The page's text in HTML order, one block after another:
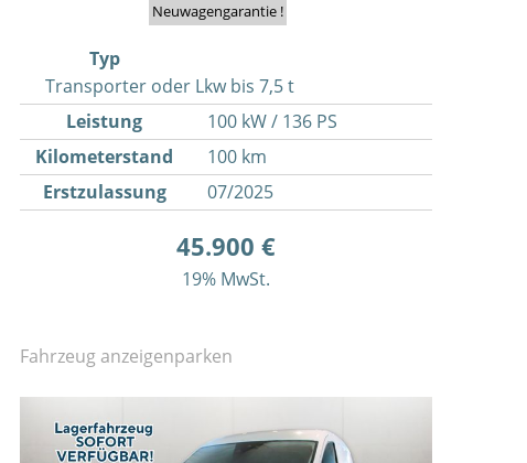
Neuwagengarantie !
Typ
Transporter oder Lkw bis 7,5 t
Leistung
100 kW / 136 PS
Kilometerstand
100 km
Erstzulassung
07/2025
45.900 €
19% MwSt.
Fahrzeug anzeigenparken